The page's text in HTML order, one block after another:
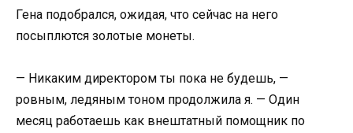
Гена подобрался, ожидая, что сейчас на него
посыплются золотые монеты.
— Никаким директором ты пока не будешь, —
ровным, ледяным тоном продолжила я. — Один
месяц работаешь как внештатный помощник по